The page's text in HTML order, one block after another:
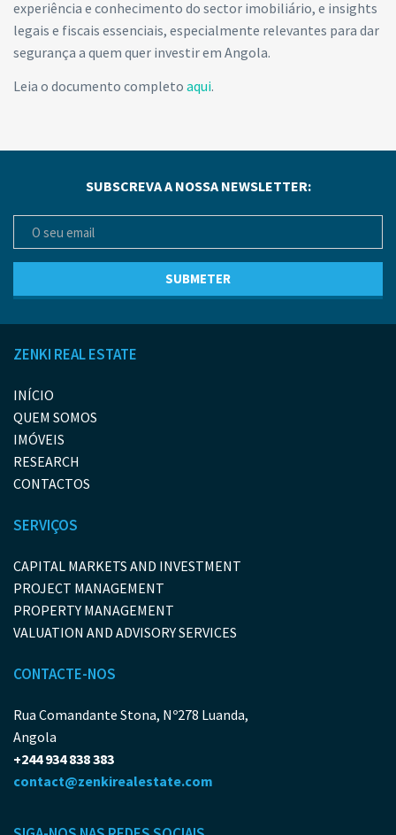
experiência e conhecimento do sector imobiliário, e insights
legais e fiscais essenciais, especialmente relevantes para dar
segurança a quem quer investir em Angola.
Leia o documento completo aqui.
SUBSCREVA A NOSSA NEWSLETTER:
ZENKI REAL ESTATE
INÍCIO
QUEM SOMOS
IMÓVEIS
RESEARCH
CONTACTOS
SERVIÇOS
CAPITAL MARKETS AND INVESTMENT
PROJECT MANAGEMENT
PROPERTY MANAGEMENT
VALUATION AND ADVISORY SERVICES
CONTACTE-NOS
Rua Comandante Stona, Nº278 Luanda,
Angola
+244 934 838 383
contact@zenkirealestate.com